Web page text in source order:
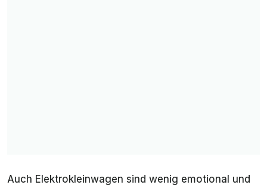
Auch Elektrokleinwagen sind wenig emotional und